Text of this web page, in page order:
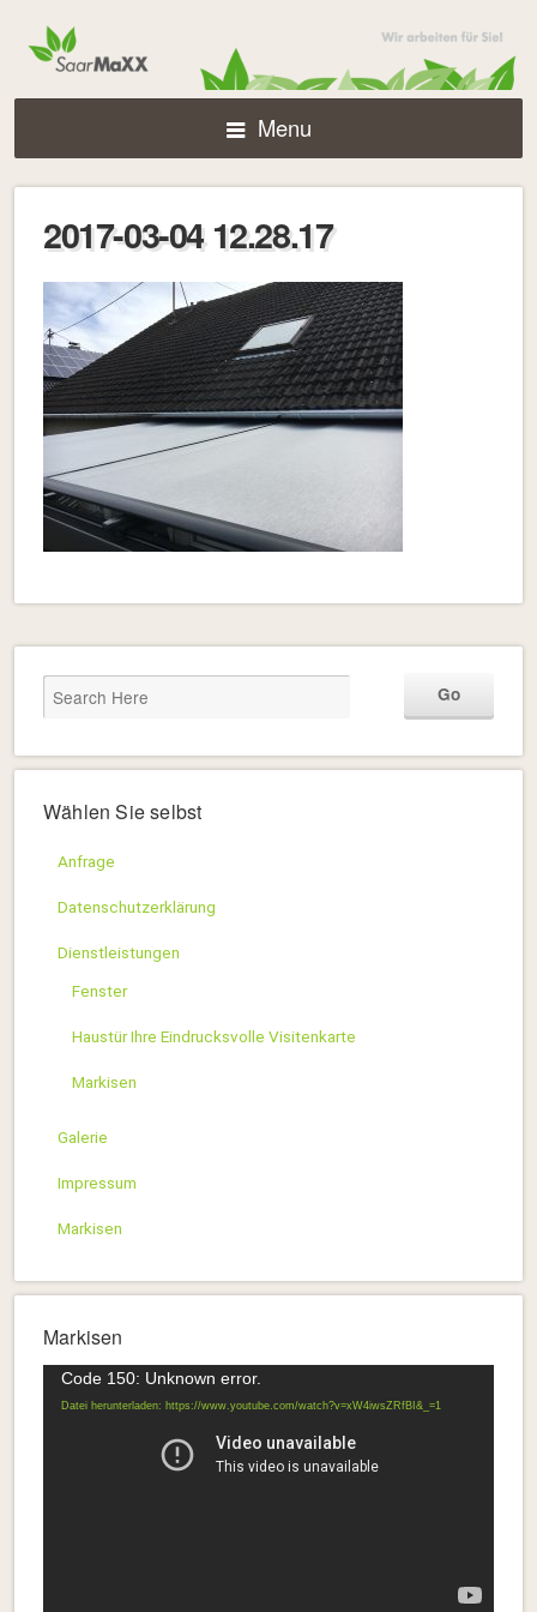
Menu
2017-03-04 12.28.17
Wählen Sie selbst
Anfrage
Datenschutzerklärung
Dienstleistungen
Fenster
Haustür Ihre Eindrucksvolle Visitenkarte
Markisen
Galerie
Impressum
Markisen
Markisen
Video-
Player
Code 150: Unknown error.
Datei herunterladen: https://www.youtube.com/watch?v=xW4iwsZRfBI&_=1